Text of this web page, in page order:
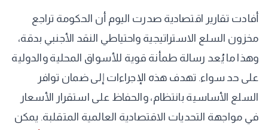
أفادت تقارير اقتصادية صدرت اليوم أن الحكومة تراجع
مخزون السلع الاستراتيجية واحتياطي النقد الأجنبي بدقة،
وهذا ما يُعد رسالة طمأنة قوية للأسواق المحلية والدولية
على حد سواء. تهدف هذه الإجراءات إلى ضمان توافر
السلع الأساسية بانتظام، والحفاظ على استقرار الأسعار
في مواجهة التحديات الاقتصادية العالمية المتقلبة. يمكن